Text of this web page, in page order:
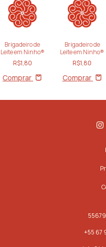
Brigadeiro de
Leite em Ninho®
R$1,80
Comprar
Brigadeiro de
Leite em Ninho®
R$1,80
Comprar
+55 67